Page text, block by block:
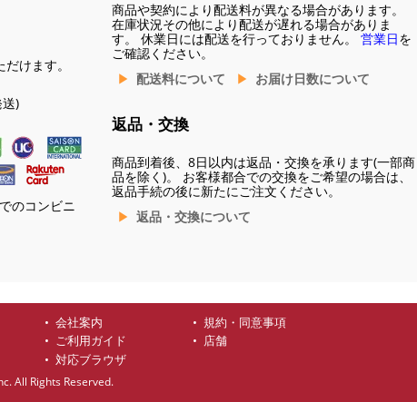
けます。
)
のコンビニ
商品や契約により配送料が異なる場合があります。
在庫状況その他により配送が遅れる場合がありま
す。 休業日には配送を行っておりません。 営業日を
ご確認ください。
配送料について
お届け日数について
返品・交換
商品到着後、8日以内は返品・交換を承ります(一部商
品を除く)。 お客様都合での交換をご希望の場合は、
返品手続の後に新たにご注文ください。
返品・交換について
会社案内
規約・同意事項
ご利用ガイド
店舗
対応ブラウザ
All Rights Reserved.